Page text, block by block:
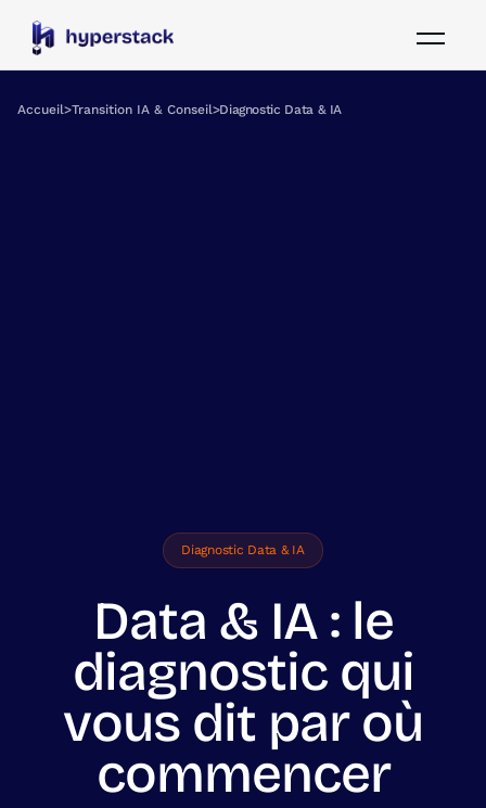
Accueil>Transition IA & Conseil>Diagnostic Data & IA
Diagnostic Data & IA
Data & IA : le
diagnostic qui
vous dit par où
commencer